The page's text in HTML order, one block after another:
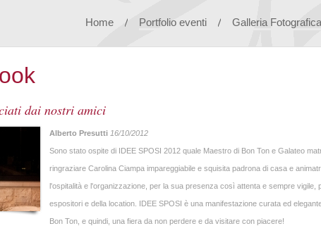
Home Portfolio eventi Galleria Fotografica
dai nostri amici
Alberto Presutti 16/10/2012
Sono stato ospite di IDEE SPOSI 2012 quale Maestro di Bon Ton e Galateo
ringraziare Carolina Ciampa impareggiabile e squisita padrona di casa e
l'ospitalità e l'organizzazione, per la sua presenza così attenta e sempre vigile,
espositori e della location. IDEE SPOSI è una manifestazione curata ed
Bon Ton, e quindi, una fiera da non perdere e da visitare con piacere!